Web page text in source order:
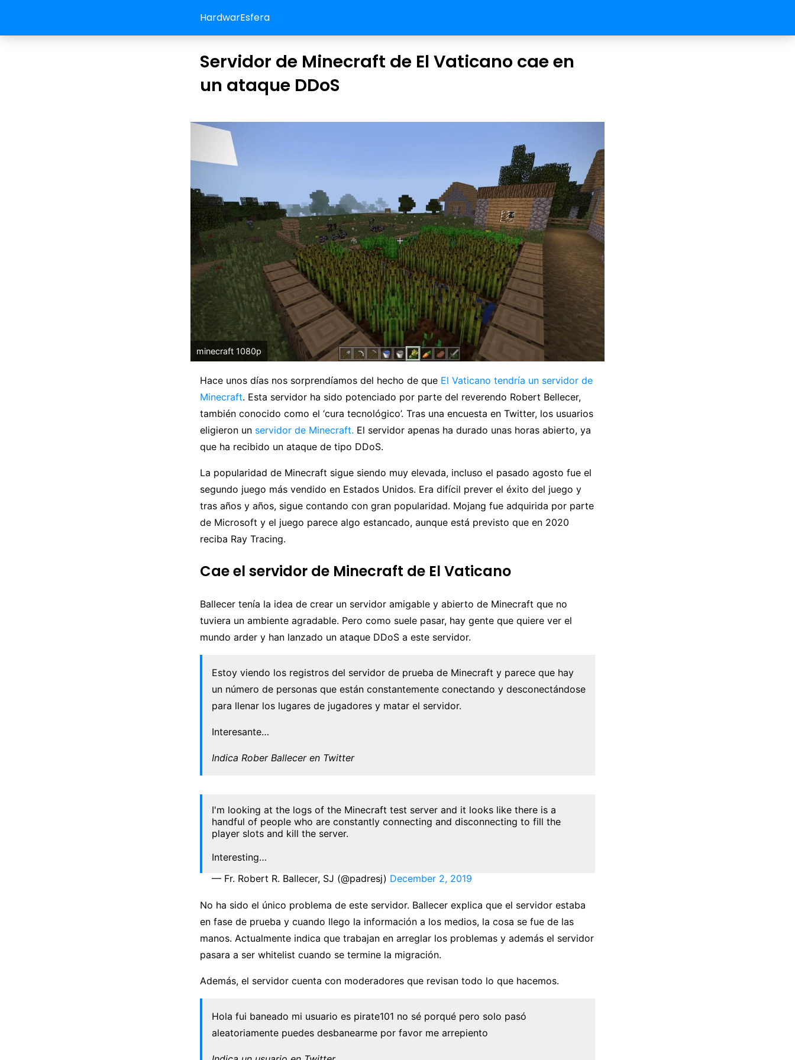
HardwarEsfera
Servidor de Minecraft de El Vaticano cae en
un ataque DDoS
minecraft 1080p
Hace unos días nos sorprendíamos del hecho de que El Vaticano tendría un servidor de
Minecraft. Esta servidor ha sido potenciado por parte del reverendo Robert Bellecer,
también conocido como el ‘cura tecnológico’. Tras una encuesta en Twitter, los usuarios
eligieron un servidor de Minecraft. El servidor apenas ha durado unas horas abierto, ya
que ha recibido un ataque de tipo DDoS.
La popularidad de Minecraft sigue siendo muy elevada, incluso el pasado agosto fue el
segundo juego más vendido en Estados Unidos. Era difícil prever el éxito del juego y
tras años y años, sigue contando con gran popularidad. Mojang fue adquirida por parte
de Microsoft y el juego parece algo estancado, aunque está previsto que en 2020
reciba Ray Tracing.
Cae el servidor de Minecraft de El Vaticano
Ballecer tenía la idea de crear un servidor amigable y abierto de Minecraft que no
tuviera un ambiente agradable. Pero como suele pasar, hay gente que quiere ver el
mundo arder y han lanzado un ataque DDoS a este servidor.
Estoy viendo los registros del servidor de prueba de Minecraft y parece que hay
un número de personas que están constantemente conectando y desconectándose
para llenar los lugares de jugadores y matar el servidor.
Interesante…
Indica Rober Ballecer en Twitter
I'm looking at the logs of the Minecraft test server and it looks like there is a
handful of people who are constantly connecting and disconnecting to fill the
player slots and kill the server.
Interesting…
— Fr. Robert R. Ballecer, SJ (@padresj) December 2, 2019
No ha sido el único problema de este servidor. Ballecer explica que el servidor estaba
en fase de prueba y cuando llego la información a los medios, la cosa se fue de las
manos. Actualmente indica que trabajan en arreglar los problemas y además el servidor
pasara a ser whitelist cuando se termine la migración.
Además, el servidor cuenta con moderadores que revisan todo lo que hacemos.
Hola fui baneado mi usuario es pirate101 no sé porqué pero solo pasó
aleatoriamente puedes desbanearme por favor me arrepiento